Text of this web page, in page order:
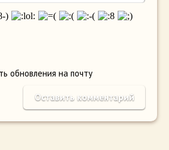
обновления на почту